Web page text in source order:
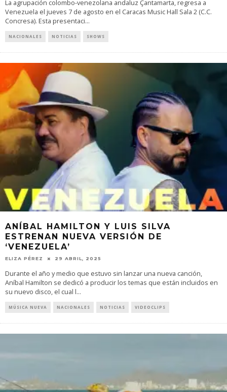
La agrupación colombo-venezolana andaluz Çantamarta, regresa a
Venezuela el jueves 7 de agosto en el Caracas Music Hall Sala 2 (C.C.
Concresa). Esta presentaci...
NACIONALES NOTICIAS SHOWS
ANÍBAL HAMILTON Y LUIS SILVA
ESTRENAN NUEVA VERSIÓN DE
‘VENEZUELA’
ELIZA PÉREZ 29 ABRIL, 2025
Durante el año y medio que estuvo sin lanzar una nueva canción,
Aníbal Hamilton se dedicó a producir los temas que están incluidos en
su nuevo disco, el cual l...
MÚSICA NUEVA NACIONALES NOTICIAS VIDEOCLIPS